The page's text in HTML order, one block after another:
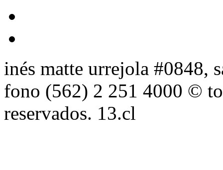
inés matte urrejola #0848,
fono (562) 2 251 4000 ©
reservados. 13.cl